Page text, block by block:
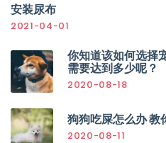
安装尿布
2021-04-01
你知道该如何选择
需要达到多少呢？
2020-08-18
狗狗吃屎怎么办 教
2020-08-11